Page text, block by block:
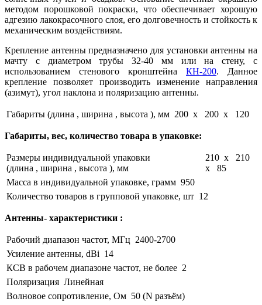
методом порошковой покраски, что обеспечивает хорошую
адгезию лакокрасочного слоя, его долговечность и стойкость к
механическим воздействиям.
Крепление антенны предназначено для установки антенны на
мачту с диаметром трубы 32-40 мм или на стену, с
использованием стенового кронштейна
КН-200. Данное
крепление позволяет производить изменение направления
(азимут), угол наклона и поляризацию антенны.
Габариты (длина , ширина , высота ), мм 200 x 200 x 120
Габариты, вес, количество товара в упаковке:
Размеры индивидуальной упаковки
(длина , ширина , высота ), мм
210 x 210
x 85
Масса в индивидуальной упаковке, грамм 950
Количество товаров в групповой упаковке, шт 12
Антенны- характеристики :
Рабочий диапазон частот, МГц 2400-2700
Усиление антенны, dBi 14
КСВ в рабочем диапазоне частот, не более 2
Поляризация Линейная
Волновое сопротивление, Ом 50 (N разъём)